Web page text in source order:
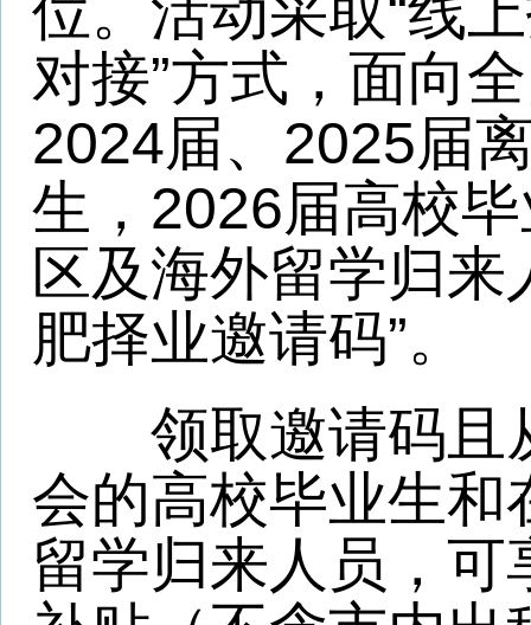
领取邀请码且从市外
会的高校毕业生和在港
留学归来人员，可享受
补贴（不含市内出租车
费等；若存在中转换乘
学性、合理性的原则进
19日～21日来肥飞机票
火车票（高铁/动车二等
卧），或长途汽车票等
子发票；纸质发票请拍
件备查）核验通过后，7
通费补贴据实发放至毕